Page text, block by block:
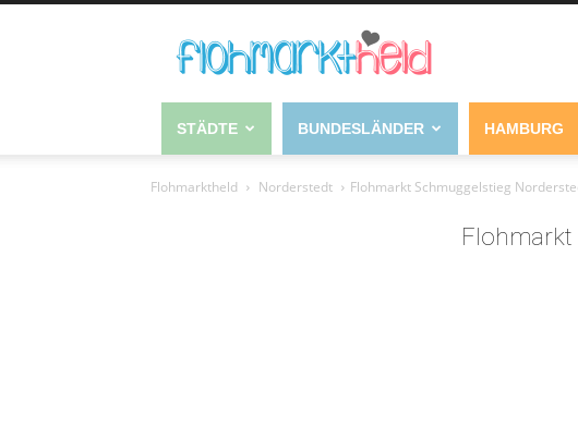
STÄDTE BUNDESLÄNDER HAMBURG
Flohmarktheld Norderstedt Flohmarkt Schmuggelstieg
Flohmarkt